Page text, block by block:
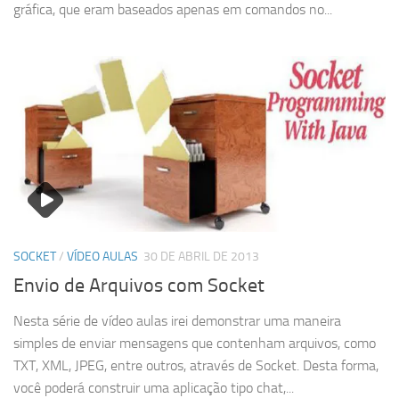
gráfica, que eram baseados apenas em comandos no...
SOCKET/ VÍDEO AULAS 30 DE ABRIL DE 2013
Envio de Arquivos com Socket
Nesta série de vídeo aulas irei demonstrar uma maneira
simples de enviar mensagens que contenham arquivos, como
TXT, XML, JPEG, entre outros, através de Socket. Desta forma,
você poderá construir uma aplicação tipo chat,...